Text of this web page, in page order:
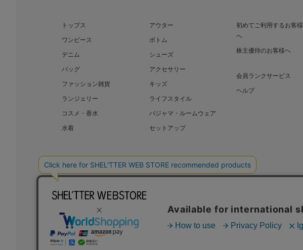
トップス
アウター
ワンピース
ボトム
デニム
シューズ
バッグ
アクセサリー
ファッション雑貨
キッズ
ランジェリー
ライフスタイル
コスメ・香水
パジャマ・ルームウェア
水着
セットアップ
初めてご利用するお客様
へ
株主優待のお客様へ
会員ランクサービス
ヘルプ
BAROQUE JAPAN LIMITED SHEL’TTER GREEN
COPYRIGHT © BAROQUE JAPAN LIMITED ALL RIGHTS RESERVED.